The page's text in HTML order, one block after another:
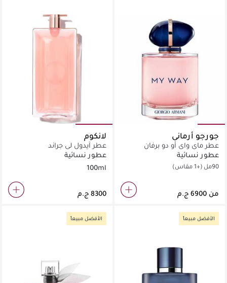
جورجو أرماني
عطر ماي واي أو دو برفان
عطور نسائية
90مل (+1 مقاس)
من
لانكوم
عطر آيدول لي جراند
عطور نسائية
100ml
الأفضل مبيعاً الأفضل مبيعاً